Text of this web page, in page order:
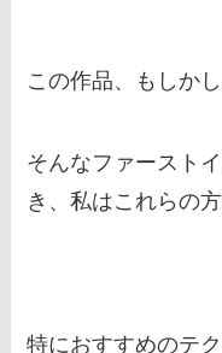
この作品、もしか
そんなファースト
き、私はこれらの
特におすすめのテク